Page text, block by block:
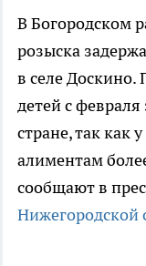
В Богородском
розыска
в селе Доскино.
детей с февраля
стране, так как
алиментам
сообщают в
Нижегородской